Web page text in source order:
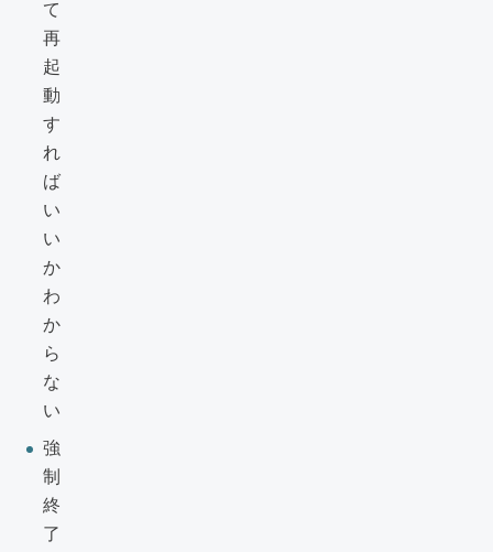
て
再
起
動
す
れ
ば
い
い
か
わ
か
ら
な
い
強
制
終
了